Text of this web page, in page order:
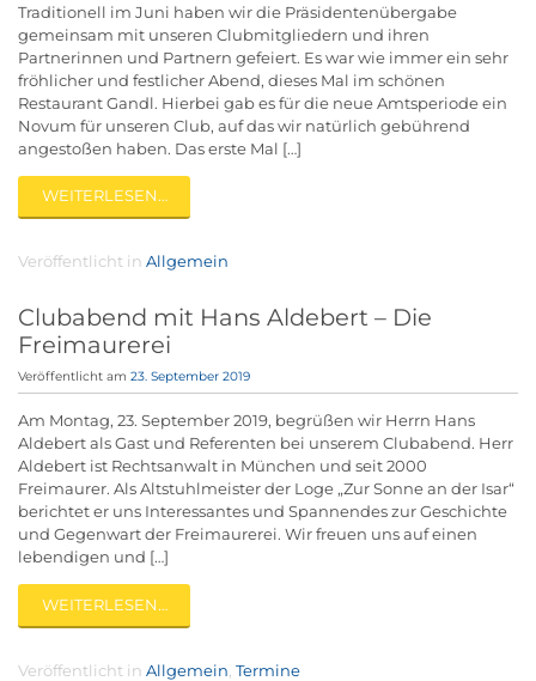
Traditionell im Juni haben wir die Präsidentenübergabe
gemeinsam mit unseren Clubmitgliedern und ihren
Partnerinnen und Partnern gefeiert. Es war wie immer ein sehr
fröhlicher und festlicher Abend, dieses Mal im schönen
Restaurant Gandl. Hierbei gab es für die neue Amtsperiode ein
Novum für unseren Club, auf das wir natürlich gebührend
angestoßen haben. Das erste Mal […]
WEITERLESEN…
Veröffentlicht in Allgemein
Clubabend mit Hans Aldebert – Die
Freimaurerei
Veröffentlicht am 23. September 2019
Am Montag, 23. September 2019, begrüßen wir Herrn Hans
Aldebert als Gast und Referenten bei unserem Clubabend. Herr
Aldebert ist Rechtsanwalt in München und seit 2000
Freimaurer. Als Altstuhlmeister der Loge „Zur Sonne an der Isar“
berichtet er uns Interessantes und Spannendes zur Geschichte
und Gegenwart der Freimaurerei. Wir freuen uns auf einen
lebendigen und […]
WEITERLESEN…
Veröffentlicht in Allgemein Termine